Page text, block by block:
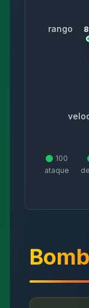
rango
100
ataque